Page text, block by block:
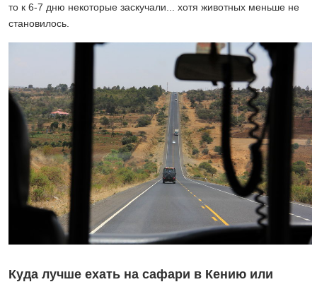
то к 6-7 дню некоторые заскучали... хотя животных меньше не
становилось.
Куда лучше ехать на сафари в Кению или